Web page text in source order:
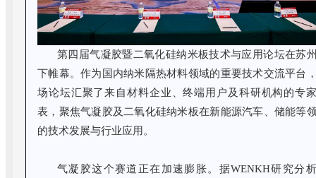
第四届气凝胶暨二氧化硅纳米板技术与应用论坛在苏
下帷幕。作为国内纳米隔热材料领域的重要技术交流平台
场论坛汇聚了来自材料企业、终端用户及科研机构的专
表，聚焦气凝胶及二氧化硅纳米板在新能源汽车、储能等
的技术发展与行业应用。
气凝胶这个赛道正在加速膨胀。据WENKH研究分